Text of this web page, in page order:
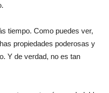
tiempo. Como puedes ver,
propiedades poderosas y
Y de verdad, no es tan